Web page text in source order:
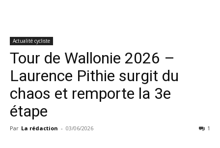
Actualité cycliste
Tour de Wallonie 2026 –
Laurence Pithie surgit du
chaos et remporte la 3e
étape
Par La rédaction - 03/06/2026 1